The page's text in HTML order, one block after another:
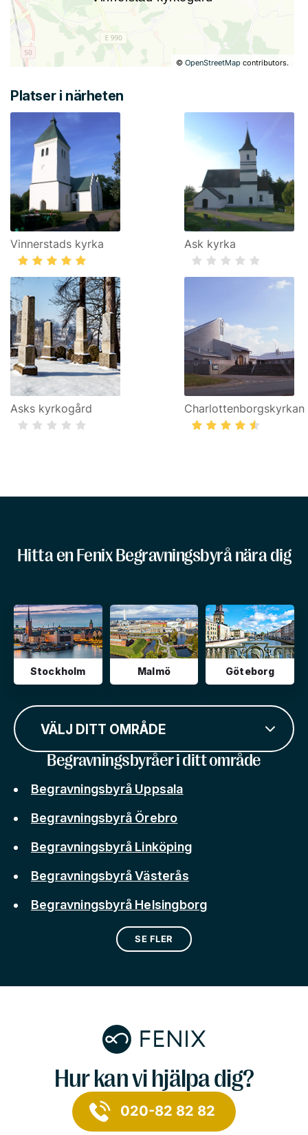
©OpenStreetMap contributors.
Platser i närheten
Vinnerstads kyrka Ask kyrka
Asks kyrkogård Charlottenborgskyrkan
Hitta en Fenix Begravningsbyrå nära dig
Stockholm Malmö Göteborg
VÄLJ DITT OMRÅDE
Begravningsbyråer i ditt område
Begravningsbyrå Uppsala
Begravningsbyrå Örebro
Begravningsbyrå Linköping
Begravningsbyrå Västerås
Begravningsbyrå Helsingborg
SE FLER
Hur kan vi hjälpa dig?
020-82 82 82